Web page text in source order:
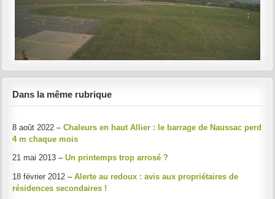
Dans la même rubrique
8 août 2022 –Chaleurs en haut Allier : le barrage de Naussac perd
4 m chaque mois
21 mai 2013 –Un printemps trop arrosé ?
18 février 2012 –Alerte au redoux : avis aux propriétaires de
résidences secondaires !